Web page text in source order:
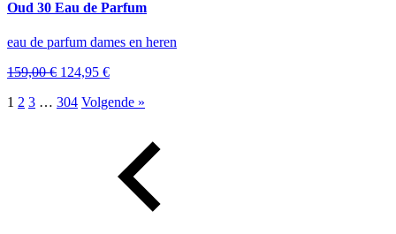
Oud 30 Eau de Parfum
eau de parfum dames en heren
159,00€ Oorspronkelijke
was:
124,95 €Huidige
is:
1 2 3 … 304 Volgende »